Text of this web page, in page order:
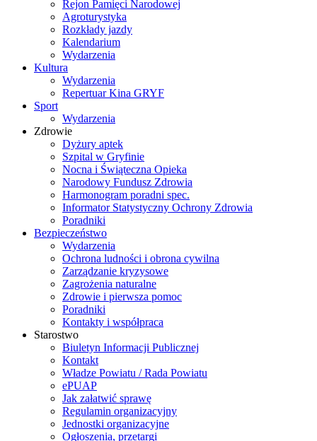
Rejon Pamięci Narodowej
Agroturystyka
Rozkłady jazdy
Kalendarium
Wydarzenia
Kultura
Wydarzenia
Repertuar Kina GRYF
Sport
Wydarzenia
Zdrowie
Dyżury aptek
Szpital w Gryfinie
Nocna i Świąteczna Opieka
Narodowy Fundusz Zdrowia
Harmonogram poradni spec.
Informator Statystyczny Ochrony Zdrowia
Poradniki
Bezpieczeństwo
Wydarzenia
Ochrona ludności i obrona cywilna
Zarządzanie kryzysowe
Zagrożenia naturalne
Zdrowie i pierwsza pomoc
Poradniki
Kontakty i współpraca
Starostwo
Biuletyn Informacji Publicznej
Kontakt
Władze Powiatu / Rada Powiatu
ePUAP
Jak załatwić sprawę
Regulamin organizacyjny
Jednostki organizacyjne
Ogłoszenia, przetargi